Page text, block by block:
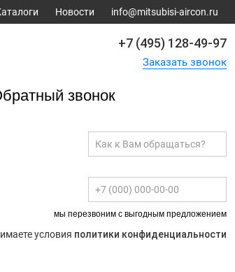
Новости info@mitsubisi-aircon.ru
+7 (495) 128-49-97
Заказать звонок
звонок
мы перезвоним с выгодным предложением
условия политики конфиденциальности